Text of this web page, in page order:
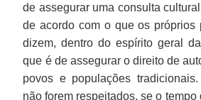
de assegurar uma consulta
de acordo com o que os próprios
dizem, dentro do espírito geral da
que é de assegurar o direito de
povos e populações
não forem respeitados, se o tempo